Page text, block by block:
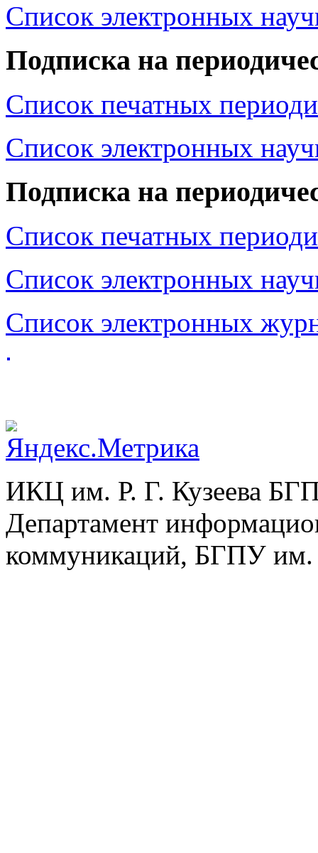
Список электронных
Подписка на
Список печатных
Список электронных
Подписка на
Список печатных
Список электронных
Список электронных
ИКЦ им. Р. Г. Кузеева
Департамент
коммуникаций, БГПУ